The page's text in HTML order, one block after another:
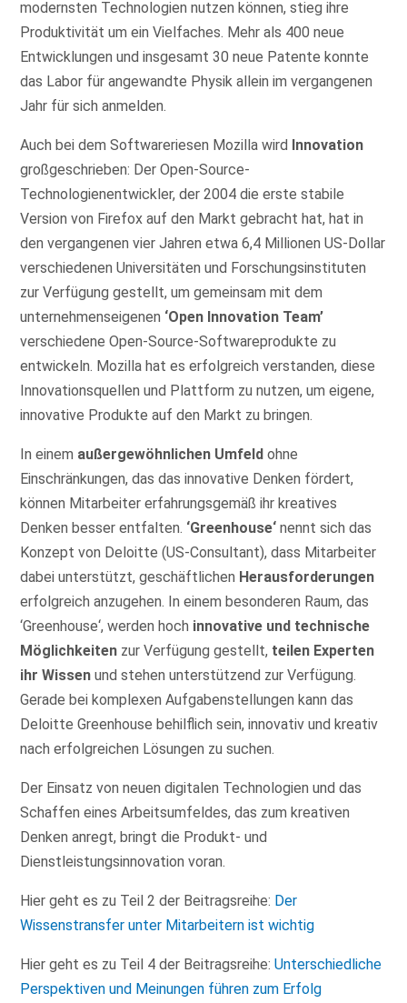
modernsten Technologien nutzen können, stieg ihre
Produktivität um ein Vielfaches. Mehr als 400 neue
Entwicklungen und insgesamt 30 neue Patente konnte
das Labor für angewandte Physik allein im vergangenen
Jahr für sich anmelden.
Auch bei dem Softwareriesen Mozilla wird Innovation
großgeschrieben: Der Open-Source-
Technologienentwickler, der 2004 die erste stabile
Version von Firefox auf den Markt gebracht hat, hat in
den vergangenen vier Jahren etwa 6,4 Millionen US-Dollar
verschiedenen Universitäten und Forschungsinstituten
zur Verfügung gestellt, um gemeinsam mit dem
unternehmenseigenen ‘Open Innovation Team’
verschiedene Open-Source-Softwareprodukte zu
entwickeln. Mozilla hat es erfolgreich verstanden, diese
Innovationsquellen und Plattform zu nutzen, um eigene,
innovative Produkte auf den Markt zu bringen.
In einem außergewöhnlichen Umfeld ohne
Einschränkungen, das das innovative Denken fördert,
können Mitarbeiter erfahrungsgemäß ihr kreatives
Denken besser entfalten. ‘Greenhouse‘ nennt sich das
Konzept von Deloitte (US-Consultant), dass Mitarbeiter
dabei unterstützt, geschäftlichen Herausforderungen
erfolgreich anzugehen. In einem besonderen Raum, das
‘Greenhouse‘, werden hoch innovative und technische
Möglichkeiten zur Verfügung gestellt, teilen Experten
ihr Wissen und stehen unterstützend zur Verfügung.
Gerade bei komplexen Aufgabenstellungen kann das
Deloitte Greenhouse behilflich sein, innovativ und kreativ
nach erfolgreichen Lösungen zu suchen.
Der Einsatz von neuen digitalen Technologien und das
Schaffen eines Arbeitsumfeldes, das zum kreativen
Denken anregt, bringt die Produkt- und
Dienstleistungsinnovation voran.
Hier geht es zu Teil 2 der Beitragsreihe: Der
Wissenstransfer unter Mitarbeitern ist wichtig
Hier geht es zu Teil 4 der Beitragsreihe:Unterschiedliche
Perspektiven und Meinungen führen zum Erfolg